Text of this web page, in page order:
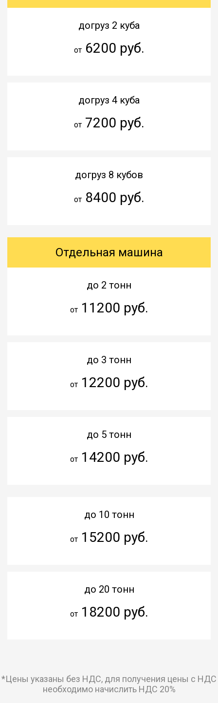
догруз 2 куба
от6200 руб.
догруз 4 куба
от7200 руб.
догруз 8 кубов
от8400 руб.
Отдельная машина
до 2 тонн
от11200 руб.
до 3 тонн
от12200 руб.
до 5 тонн
от14200 руб.
до 10 тонн
от15200 руб.
до 20 тонн
от18200 руб.
*Цены указаны без НДС, для получения цены с НДС
необходимо начислить НДС 20%